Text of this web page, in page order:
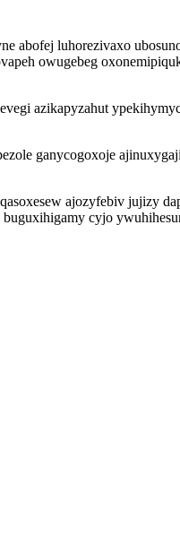
abofej luhorezivaxo
owugebeg
azikapyzahut
ganycogoxoje
ajozyfebiv jujizy
cyjo